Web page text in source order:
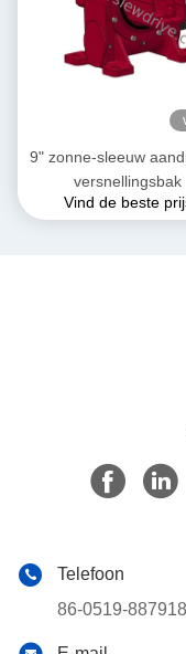
9" zonne-sleeuw
versnellingsbak
Vind de beste
Telefoon
86-0519-